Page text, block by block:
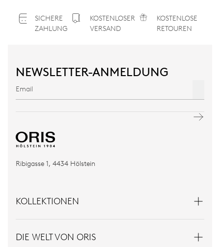
SICHERE
ZAHLUNG
KOSTENLOSER
VERSAND
KOSTENLOSE
RETOUREN
NEWSLETTER-ANMELDUNG
Ribigasse 1, 4434 Hölstein
KOLLEKTIONEN
DIE WELT VON ORIS